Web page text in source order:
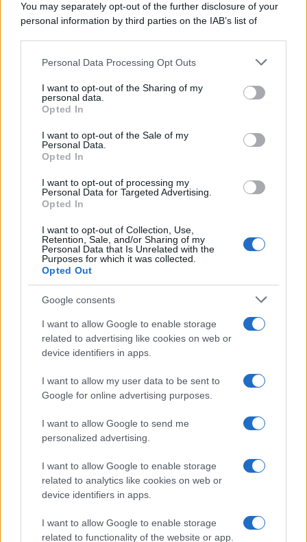
You may separately opt-out of the further disclosure of your
personal information by third parties on the IAB’s list of
This information may also be disclosed by us to third parties
disclose it to other third parties.
Please note that this website/app uses one or more Google
services and may gather and store information including but
not limited to your visit or usage behaviour. You may click to
grant or deny consent to Google and its third-party tags to
consent section.
Personal Data Processing Opt Outs
I want to opt-out of the Sharing of my
personal data.
Opted In
I want to opt-out of the Sale of my
Personal Data.
Opted In
I want to opt-out of processing my
Personal Data for Targeted Advertising.
Opted In
I want to opt-out of Collection, Use,
Retention, Sale, and/or Sharing of my
Personal Data that Is Unrelated with the
Purposes for which it was collected.
Opted Out
Google consents
I want to allow Google to enable storage
related to advertising like cookies on web or
device identifiers in apps.
I want to allow my user data to be sent to
Google for online advertising purposes.
I want to allow Google to send me
personalized advertising.
I want to allow Google to enable storage
related to analytics like cookies on web or
device identifiers in apps.
I want to allow Google to enable storage
related to functionality of the website or app.